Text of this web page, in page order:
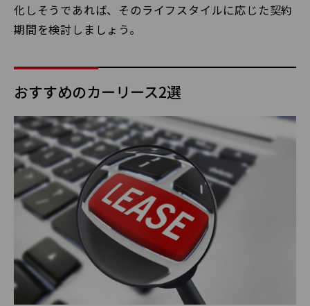
化しそうであれば、そのライフスタイルに応じた契約
期間を検討しましょう。
おすすめのカーリース2選